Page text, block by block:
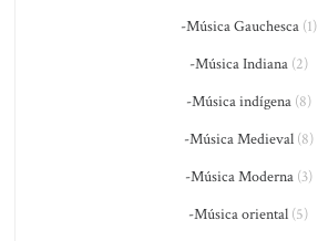
-Música Gauchesca(1)
-Música Indiana(2)
-Música indígena(8)
-Música Medieval(8)
-Música Moderna(3)
-Música oriental (5)